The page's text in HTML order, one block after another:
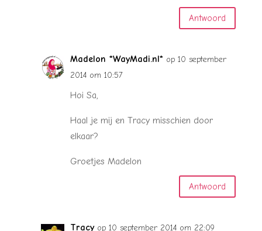
Antwoord
Madelon *WayMadi.nl* op 10 september
2014 om 10:57
Hoi Sa,
Haal je mij en Tracy misschien door
elkaar?
Groetjes Madelon
Antwoord
Tracy op 10 september 2014 om 22:09